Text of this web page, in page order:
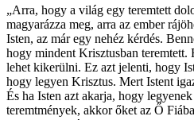
„Arra, hogy a világ egy teremtett
magyarázza meg, arra az ember
Isten, az már egy nehéz kérdés.
hogy mindent Krisztusban teremtett.
lehet kikerülni. Ez azt jelenti, hogy
hogy legyen Krisztus. Mert Istent
És ha Isten azt akarja, hogy
teremtmények, akkor őket az Ő